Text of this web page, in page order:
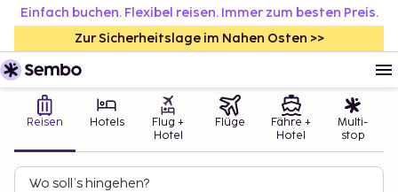
Einfach buchen. Flexibel reisen. Immer zum besten Preis.
Zur Sicherheitslage im Nahen Osten >>
Reisen Hotels
Flug +
Hotel
Flüge
Fähre +
Hotel
Multi-
stop
Wo soll’s hingehen?